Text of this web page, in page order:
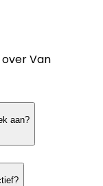
Van
aan?